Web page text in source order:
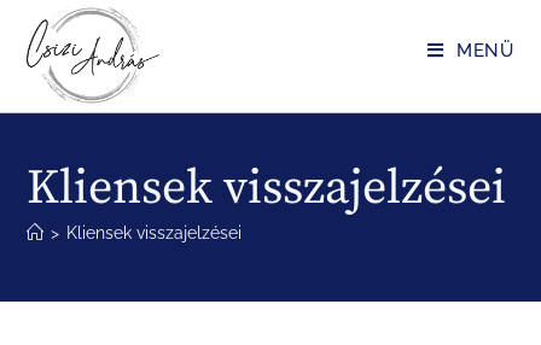
MENÜ
Kliensek visszajelzései
> Kliensek visszajelzései